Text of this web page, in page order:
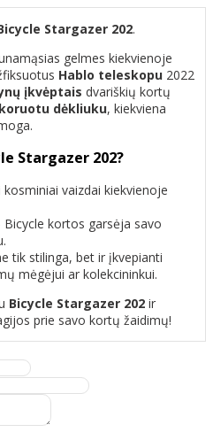
Stargazer 202.
gelmes kiekvienoje
Hablo teleskopu 2022
įkvėptais dvariškių kortų
dėkliuku, kiekviena
Stargazer 202?
kosminiai vaizdai kiekvienoje
Bicycle kortos garsėja savo
tik stilinga, bet ir įkvepianti
mėgėjui ar kolekcininkui.
Bicycle Stargazer 202 ir
prie savo kortų žaidimų!